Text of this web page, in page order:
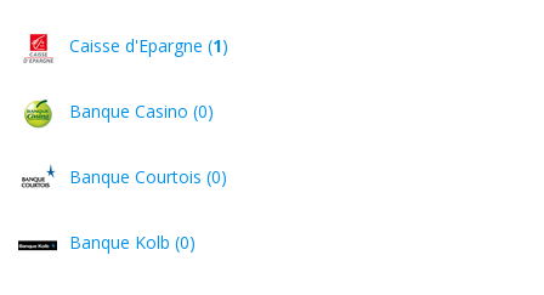
Caisse d'Epargne (1)
Banque Casino (0)
Banque Courtois (0)
Banque Kolb (0)